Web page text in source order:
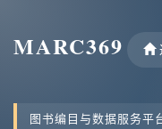
MARC369
图书编目与数据服务平